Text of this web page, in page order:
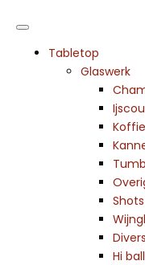
Tabletop
Glaswerk
Hi